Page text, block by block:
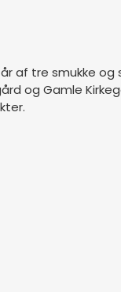
af tre smukke
og Gamle